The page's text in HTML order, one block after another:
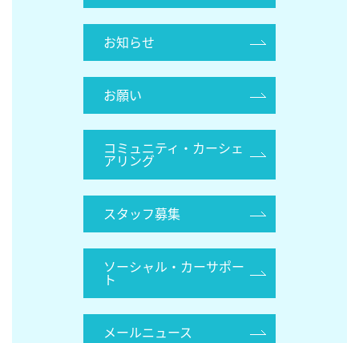
お知らせ
お願い
コミュニティ・カーシェ
アリング
スタッフ募集
ソーシャル・カーサポー
ト
メールニュース